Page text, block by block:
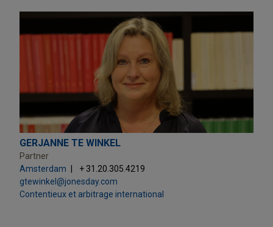
GERJANNE TE WINKEL
Partner
Amsterdam
+ 31.20.305.4219
gtewinkel@jonesday.com
Contentieux et arbitrage international